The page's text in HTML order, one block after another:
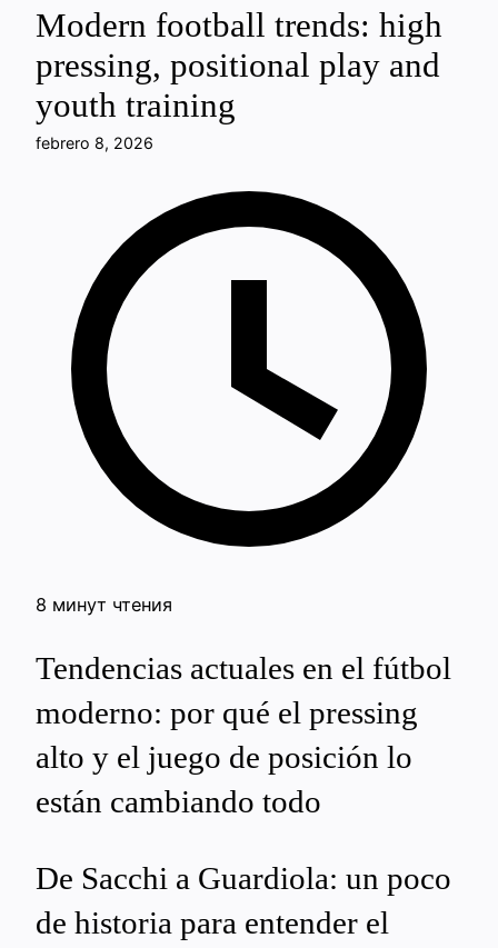
Modern football trends: high
pressing, positional play and
youth training
febrero 8, 2026
8 минут чтения
Tendencias actuales en el fútbol
moderno: por qué el pressing
alto y el juego de posición lo
están cambiando todo
De Sacchi a Guardiola: un poco
de historia para entender el